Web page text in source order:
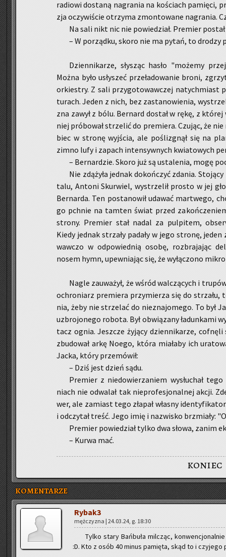
ra­dio­wi do­sta­ną na­gra­nia na ko­ściach pa­mię­ci,
zja oczy­wi­ście otrzy­ma zmon­to­wa­ne na­gra­nia.
Na sali nikt nic nie po­wie­dział. Pre­mier
– W po­rząd­ku, skoro nie ma pytań, to
Dzien­ni­ka­rze, sły­sząc hasło "mo­że­my
Można było usły­szeć prze­ła­do­wa­nie broni,
or­kie­stry. Z sali przy­go­to­waw­czej na­tych­miast
tu­rach. Jeden z nich, bez za­sta­no­wie­nia,
zna zawył z bólu. Ber­nard do­stał w rękę, z
niej pró­bo­wał strze­lić do pre­mie­ra. Czu­jąc, że nie
biec w stro­nę wyj­ścia, ale po­śli­zgnął się na
zimno lufy i za­pach in­ten­syw­nych kwia­to­wych
– Ber­nar­dzie. Skoro już są usta­le­nia, mogę
Nie zdą­ży­ła jed­nak do­koń­czyć zda­nia.
ta­lu, An­to­ni Skur­wiel, wy­strze­lił pro­sto w jej
Ber­nar­da. Ten po­sta­no­wił uda­wać mar­twe­go,
go pchnie na tam­ten świat przed
stro­ny. Pre­mier stał nadal za pul­pi­tem,
Kiedy jed­nak strza­ły pa­da­ły w jego stro­nę,
waw­czo w od­po­wied­nią osobę, roz­bra­ja­jąc
nosem hymn, upew­nia­jąc się, że wy­łą­czo­no
Nagle za­uwa­żył, że wśród wal­czą­cych i
ochro­niarz pre­mie­ra przy­mie­rza się do strza­łu,
nia, żeby nie strze­lać do nie­zna­jo­me­go. To był
uzbro­jo­ne­go ro­bo­ta. Był ob­wią­za­ny ła­dun­ka­mi
tacz ognia. Jesz­cze ży­ją­cy dzien­ni­ka­rze,
zbu­do­wał arkę Noego, która mia­ła­by ich
Jacka, który prze­mó­wił:
– Dziś jest dzień sądu.
Pre­mier z nie­do­wie­rza­niem wy­słu­chał
niach nie od­wa­lał tak nie­pro­fe­sjo­nal­nej akcji.
wer, ale za­miast tego zła­pał wła­sny
i od­czy­tał treść. Jego imię i na­zwi­sko brzmia­ły:
Pre­mier po­wie­dział tylko dwa słowa, zanim
– Kurwa mać.
koniec
KOMENTARZE
Ry­ba­k3
męż­czy­zna | 24.03.24, g. 18:30
Tylko stary Bań­bu­ła mil­cząc,
:D. Kto z osób 40 minus pa­mię­ta, skąd to i czy­je­go